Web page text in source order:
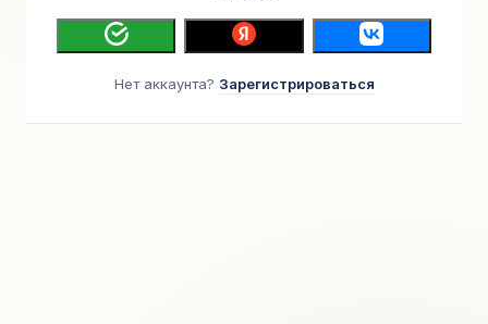
Нет аккаунта? Зарегистрироваться